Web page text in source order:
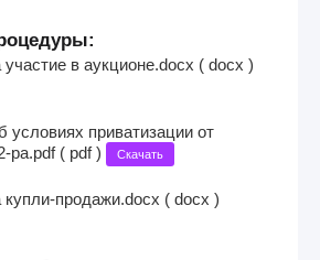
в аукционе.docx ( docx )
условиях приватизации от
ра.pdf ( pdf )
Скачать
купли-продажи.docx ( docx )